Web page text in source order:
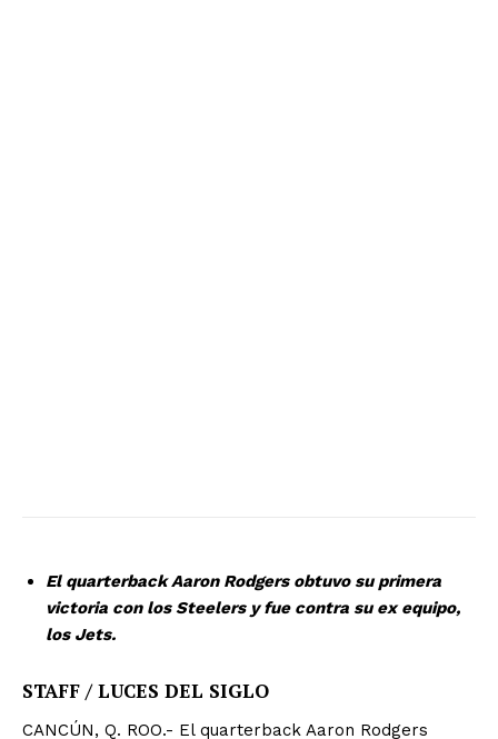
El quarterback Aaron Rodgers obtuvo su primera
victoria con los Steelers y fue contra su ex equipo,
los Jets.
STAFF / LUCES DEL SIGLO
CANCÚN, Q. ROO.- El quarterback Aaron Rodgers